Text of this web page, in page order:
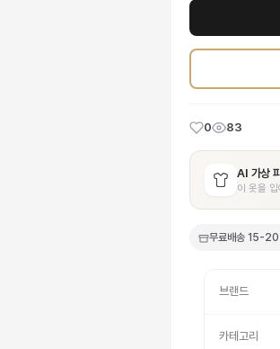
0 83
AI 가상
이 옷을 입
무료배송 15-20
브랜드
카테고리